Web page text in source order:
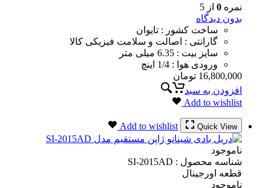
نمره 0 از 5
بدون دیدگاه
ساخت کشور : تایوان
گارانتی : اصالت و سلامت فیزیکی کالا
سایز بیت : 6.35 میلی متر
ورودی هوا : 1/4 اینچ
16,800,000 تومان
افزودن به سبد
Add to wishlist
Quick View
Add to wishlist
ناموجود
شناسه محصول : SI-2015AD
قطعه اورجینال
ناموجود